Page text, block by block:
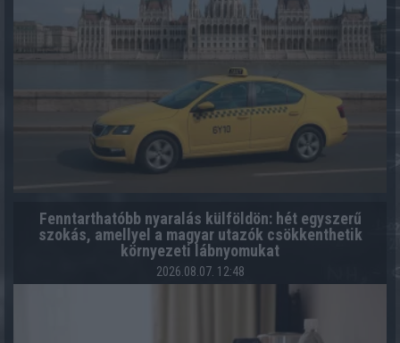
Fenntarthatóbb nyaralás külföldön: hét egyszerű
szokás, amellyel a magyar utazók csökkenthetik
környezeti lábnyomukat
2026.08.07. 12:48